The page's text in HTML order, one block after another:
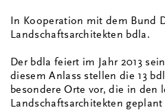
In Kooperation mit dem Bund
Landschaftsarchitekten bdla.
Der bdla feiert im Jahr 2013
diesem Anlass stellen die 13
besondere Orte vor, die in den
Landschaftsarchitekten